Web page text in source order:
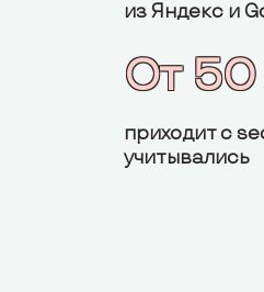
из Яндекс и
От 50
приходит с
учитывались